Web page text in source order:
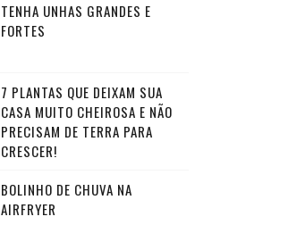
TENHA UNHAS GRANDES E
FORTES
7 PLANTAS QUE DEIXAM SUA
CASA MUITO CHEIROSA E NÃO
PRECISAM DE TERRA PARA
CRESCER!
BOLINHO DE CHUVA NA
AIRFRYER